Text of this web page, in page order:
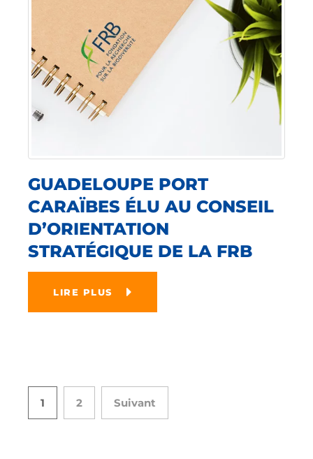
GUADELOUPE PORT
CARAÏBES ÉLU AU CONSEIL
D’ORIENTATION
STRATÉGIQUE DE LA FRB
LIRE PLUS
1 2 Suivant